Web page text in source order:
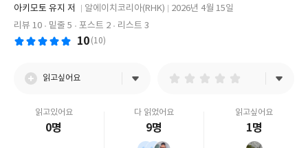
글
쓴
아키모토 유지 저
출
사
알에이치코리아(RHK)
2026년 4월 15일
리뷰 10
밑줄 5 포스트 2 리스트 3
10 (10)
읽고싶어요
읽고있어요
0명
다 읽었어요
9명
읽고싶어요
1명